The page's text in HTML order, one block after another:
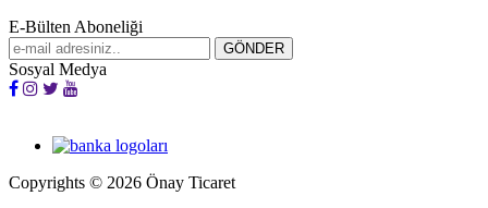
E-Bülten Aboneliği
Sosyal Medya
Copyrights © 2026 Önay Ticaret